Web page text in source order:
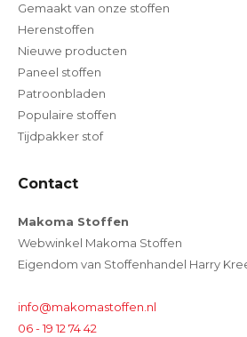
Gemaakt van onze stoffen
Herenstoffen
Nieuwe producten
Paneel stoffen
Patroonbladen
Populaire stoffen
Tijdpakker stof
Contact
Makoma Stoffen
Webwinkel Makoma Stoffen
Eigendom van Stoffenhandel Harry
info@makomastoffen.nl
06 - 19 12 74 42